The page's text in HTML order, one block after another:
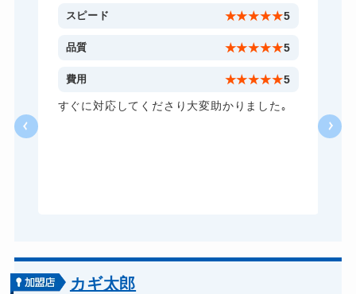
金庫カギ開け 14,300円～(税込)
金庫カギ修理 11,000円～(税込)
8,800円～(税込)
10,780円～(税込)
スピード ★★★★★5
品質 ★★★★★5
費用 ★★★★★5
すぐに対応してくださり大変助かりました｡
カギ太郎